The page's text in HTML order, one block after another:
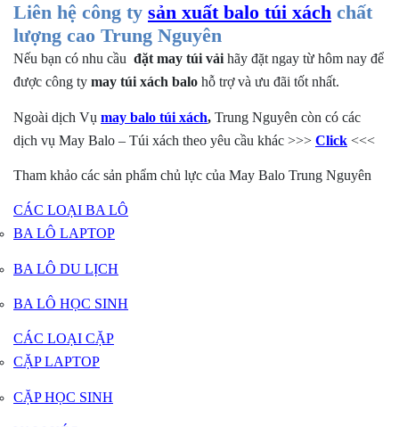
Liên hệ công ty sản xuất balo túi xách chất
lượng cao Trung Nguyên
Nếu bạn có nhu cầu đặt may túi vải​​​​​​​ hãy đặt ngay từ hôm nay để
được công ty may túi xách balo hỗ trợ và ưu đãi tốt nhất.
Ngoài dịch Vụ may balo túi xách, Trung Nguyên còn có các
dịch vụ May Balo – Túi xách theo yêu cầu khác >>> Click <<<
Tham khảo các sản phẩm chủ lực của May Balo Trung Nguyên
CÁC LOẠI BA LÔ
BA LÔ LAPTOP
BA LÔ DU LỊCH
BA LÔ HỌC SINH
CÁC LOẠI CẶP
CẶP LAPTOP
CẶP HỌC SINH